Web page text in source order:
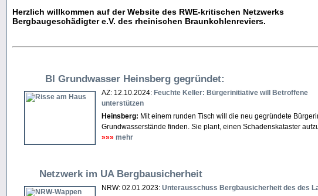
Herzlich willkommen auf der Website des RWE-kritischen Netzwerks
Bergbaugeschädigter e.V. des rheinischen Braunkohlenreviers.
BI Grundwasser Heinsberg gegründet:
AZ: 12.10.2024: Feuchte Keller: Bürgerinitiative will Betroffene
unterstützen
Heinsberg: Mit einem runden Tisch will die neu gegründete
Grundwasserstände finden. Sie plant, einen Schadenskataster
»»» mehr
Netzwerk im UA Bergbausicherheit
NRW: 02.01.2023: Unterausschuss Bergbausicherheit des des